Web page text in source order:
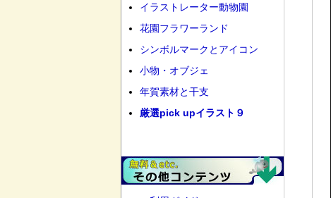
イラストレーター動物園
花園フラワーランド
シンボルマークとアイコン
小物・オブジェ
年賀素材と干支
厳選pick upイラスト９